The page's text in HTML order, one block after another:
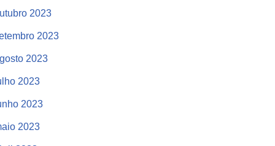
2023
2023
2023
2023
2023
2023